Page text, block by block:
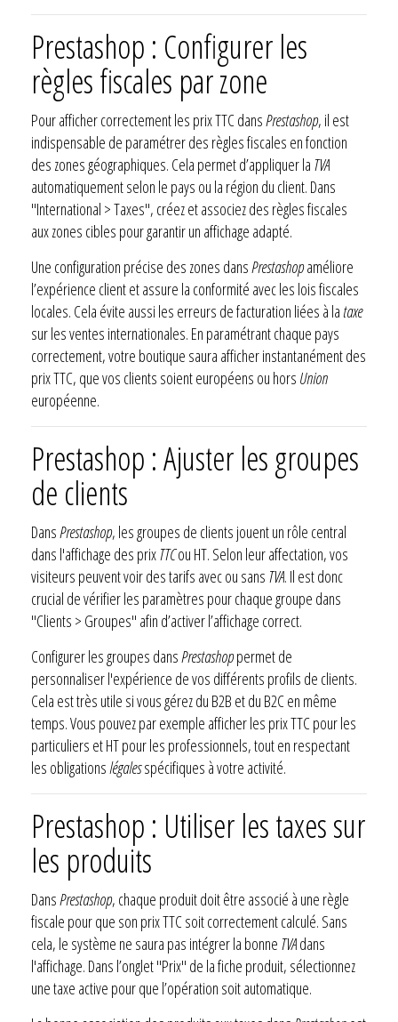
Prestashop : Configurer les
règles fiscales par zone
Pour afficher correctement les prix TTC dansPrestashop, il est
indispensable de paramétrer des règles fiscales en fonction
des zones géographiques. Cela permet d’appliquer la TVA
automatiquement selon le pays ou la région du client. Dans
"International > Taxes", créez et associez des règles fiscales
aux zones cibles pour garantir un affichage adapté.
Une configuration précise des zones dansPrestashopaméliore
l’expérience client et assure la conformité avec les lois fiscales
locales. Cela évite aussi les erreurs de facturation liées à lataxe
sur les ventes internationales. En paramétrant chaque pays
correctement, votre boutique saura afficher instantanément des
prix TTC, que vos clients soient européens ou hors Union
européenne.
Prestashop : Ajuster les groupes
de clients
DansPrestashop, les groupes de clients jouent un rôle central
dans l'affichage des prix TTCou HT. Selon leur affectation, vos
visiteurs peuvent voir des tarifs avec ou sans TVA. Il est donc
crucial de vérifier les paramètres pour chaque groupe dans
"Clients > Groupes" afin d’activer l’affichage correct.
Configurer les groupes dansPrestashoppermet de
personnaliser l'expérience de vos différents profils de clients.
Cela est très utile si vous gérez du B2B et du B2C en même
temps. Vous pouvez par exemple afficher les prix TTC pour les
particuliers et HT pour les professionnels, tout en respectant
les obligations légalesspécifiques à votre activité.
Prestashop : Utiliser les taxes sur
les produits
DansPrestashop, chaque produit doit être associé à une règle
fiscale pour que son prix TTC soit correctement calculé. Sans
cela, le système ne saura pas intégrer la bonne TVAdans
l'affichage. Dans l’onglet "Prix" de la fiche produit, sélectionnez
une taxe active pour que l’opération soit automatique.